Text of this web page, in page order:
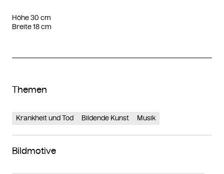
Höhe 30 cm
Breite 18 cm
Themen
Krankheit und Tod Bildende Kunst Musik
Bildmotive